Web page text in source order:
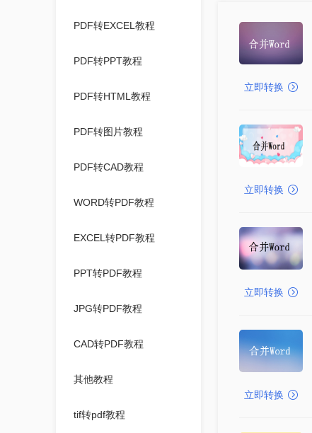
PDF转EXCEL教程
PDF转PPT教程
PDF转HTML教程
PDF转图片教程
PDF转CAD教程
WORD转PDF教程
EXCEL转PDF教程
PPT转PDF教程
JPG转PDF教程
CAD转PDF教程
其他教程
tif转pdf教程
立即转换
立即转换
立即转换
立即转换